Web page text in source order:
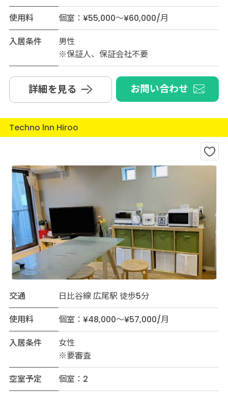
使用料
個室：¥55,000～¥60,000/月
入居条件
男性
※保証人、保証会社不要
詳細を見る お問い合わせ
Techno lnn Hiroo
交通
日比谷線 広尾駅 徒歩5分
使用料
個室：¥48,000～¥57,000/月
入居条件
女性
※要審査
空室予定
個室：2